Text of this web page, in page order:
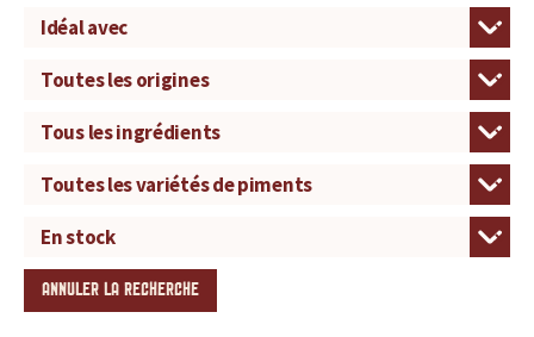
ANNULER LA RECHERCHE